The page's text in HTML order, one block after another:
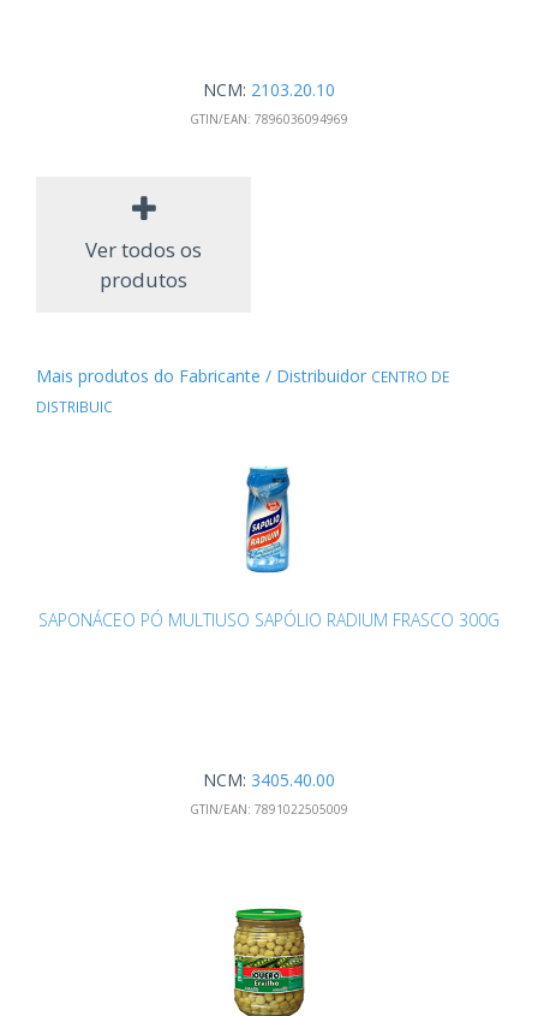
NCM: 2103.20.10
GTIN/EAN: 7896036094969
Ver todos os
produtos
Mais produtos do Fabricante / Distribuidor CENTRO DE
DISTRIBUIC
SAPONÁCEO PÓ MULTIUSO SAPÓLIO RADIUM FRASCO 300G
NCM: 3405.40.00
GTIN/EAN: 7891022505009